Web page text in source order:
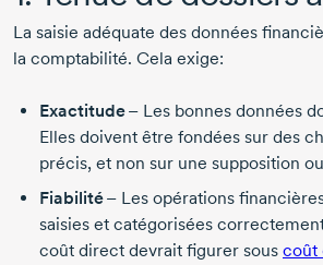
La saisie adéquate des données
la comptabilité. Cela exige:
Exactitude– Les bonnes données
Elles doivent être fondées sur des
précis, et non sur une supposition
Fiabilité– Les opérations
saisies et catégorisées
coût direct devrait figurer sous coût